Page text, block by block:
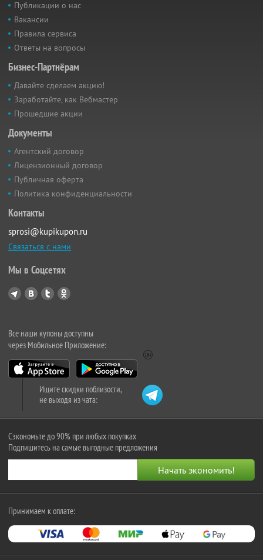
Публикации о нас
Вакансии
Правила сервиса
Ответы на вопросы
Бизнес-Партнёрам
Давайте сделаем акцию!
Заработайте, как Вебмастер
Прошедшие акции
Документы
Агентский договор
Лицензионный договор
Публичная оферта
Политика конфиденциальности
Контакты
sprosi@kupikupon.ru
Связаться с нами
Мы в Соцсетях
Все наши купоны доступны
через Мобильное Приложение:
Ищите скидки поблизости,
не выходя из чата:
Сэкономьте до 90% при любых покупках
Подпишитесь на самые выгодные предложения
Принимаем к оплате: